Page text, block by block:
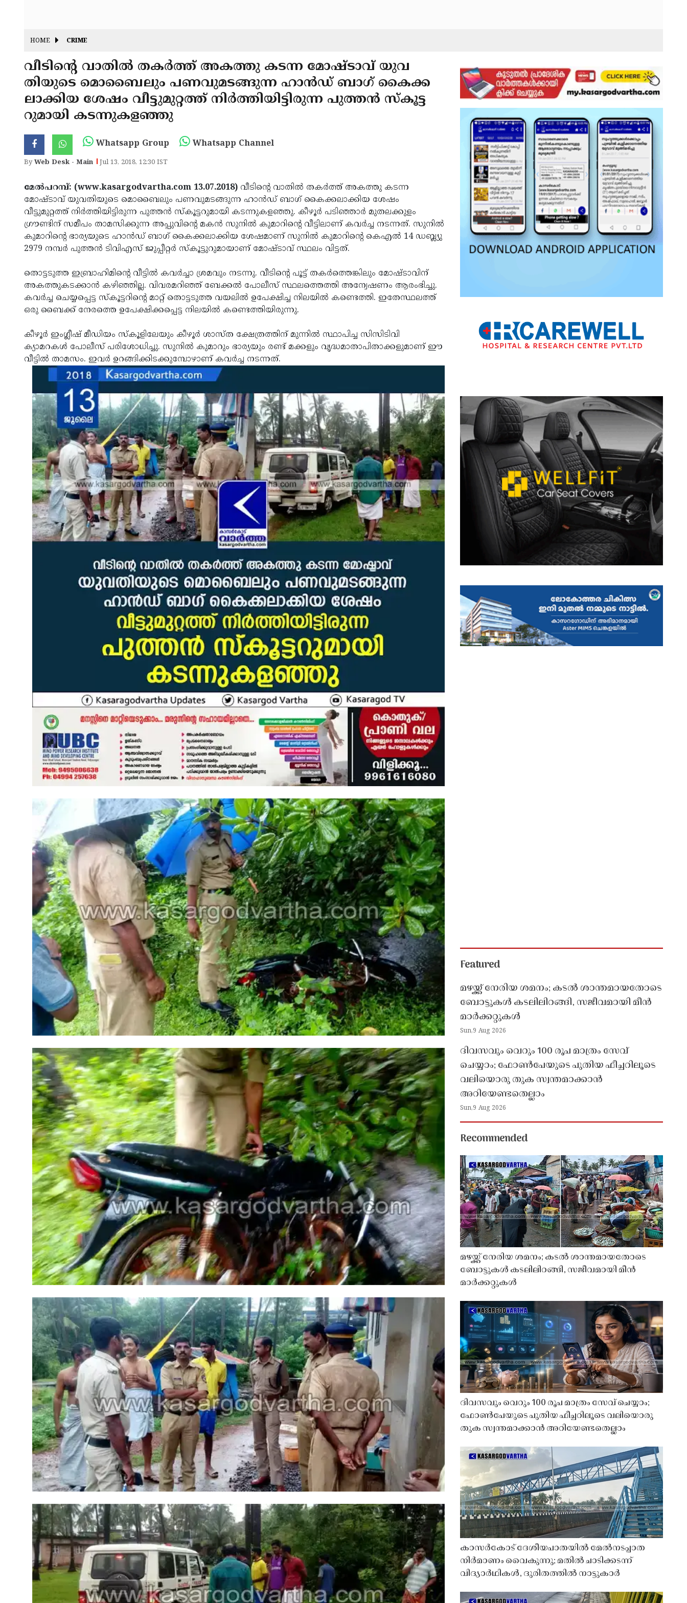
HOME CRIME
വീടിന്റെ വാതില്‍ തകര്‍ത്ത് അകത്തു കടന്ന മോഷ്ടാവ് യുവ
തിയുടെ മൊബൈലും പണവുമടങ്ങുന്ന ഹാന്‍ഡ് ബാഗ് കൈക്ക
ലാക്കിയ ശേഷം വീട്ടുമുറ്റത്ത് നിര്‍ത്തിയിട്ടിരുന്ന പുത്തന്‍ സ്‌കൂട്ട
റുമായി കടന്നുകളഞ്ഞു
Whatsapp Group Whatsapp Channel
ByWeb Desk - Main Jul 13, 2018, 12:30 IST
മേല്‍പറമ്പ്: (www.kasargodvartha.com 13.07.2018) വീടിന്റെ വാതില്‍ തകര്‍ത്ത് അകത്തു കടന്ന
മോഷ്ടാവ് യുവതിയുടെ മൊബൈലും പണവുമടങ്ങുന്ന ഹാന്‍ഡ് ബാഗ് കൈക്കലാക്കിയ ശേഷം
വീട്ടുമുറ്റത്ത് നിര്‍ത്തിയിട്ടിരുന്ന പുത്തന്‍ സ്‌കൂട്ടറുമായി കടന്നുകളഞ്ഞു. കീഴൂര്‍ പടിഞ്ഞാര്‍ മുതലക്കുളം
ഗ്രൗണ്ടിന് സമീപം താമസിക്കുന്ന അപ്പുവിന്റെ മകന്‍ സുനില്‍ കുമാറിന്റെ വീട്ടിലാണ് കവര്‍ച്ച നടന്നത്. സുനില്‍
കുമാറിന്റെ ഭാര്യയുടെ ഹാന്‍ഡ് ബാഗ് കൈക്കലാക്കിയ ശേഷമാണ് സുനില്‍ കുമാറിന്റെ കെഎല്‍ 14 ഡബ്ല്യു
2979 നമ്പര്‍ പുത്തന്‍ ടിവിഎസ് ജുപ്പീറ്റര്‍ സ്‌കൂട്ടുറുമായാണ് മോഷ്ടാവ് സ്ഥലം വിട്ടത്.
തൊട്ടടുത്ത ഇബ്രാഹിമിന്റെ വീട്ടില്‍ കവര്‍ച്ചാ ശ്രമവും നടന്നു. വീടിന്റെ പൂട്ട് തകര്‍ത്തെങ്കിലും മോഷ്ടാവിന്
അകത്തുകടക്കാന്‍ കഴിഞ്ഞില്ല. വിവരമറിഞ്ഞ് ബേക്കല്‍ പോലീസ് സ്ഥലത്തെത്തി അന്വേഷണം ആരംഭിച്ചു.
കവര്‍ച്ച ചെയ്യപ്പെട്ട സ്‌കൂട്ടറിന്റെ മാറ്റ് തൊട്ടടുത്ത വയലില്‍ ഉപേക്ഷിച്ച നിലയില്‍ കണ്ടെത്തി. ഇതേസ്ഥലത്ത്
ഒരു ബൈക്ക് നേരത്തെ ഉപേക്ഷിക്കപ്പെട്ട നിലയില്‍ കണ്ടെത്തിയിരുന്നു.
കീഴൂര്‍ ഇംഗ്ലീഷ് മീഡിയം സ്‌കൂളിലേയും കീഴൂര്‍ ശാസ്ത ക്ഷേത്രത്തിന് മുന്നില്‍ സ്ഥാപിച്ച സിസിടിവി
ക്യാമറകള്‍ പോലീസ് പരിശോധിച്ചു. സുനില്‍ കുമാറും ഭാര്യയും രണ്ട് മക്കളും വൃദ്ധമാതാപിതാക്കളുമാണ് ഈ
വീട്ടില്‍ താമസം. ഇവര്‍ ഉറങ്ങിക്കിടക്കുമ്പോഴാണ് കവര്‍ച്ച നടന്നത്.
Featured
മഴയ്ക്ക് നേരിയ ശമനം; കടൽ ശാന്തമായതോടെ
ബോട്ടുകൾ കടലിലിറങ്ങി, സജീവമായി മീൻ
മാർക്കറ്റുകൾ
Sun,9 Aug 2026
ദിവസവും വെറും 100 രൂപ മാത്രം സേവ്
ചെയ്യാം; ഫോൺപേയുടെ പുതിയ ഫീച്ചറിലൂടെ
വലിയൊരു തുക സ്വന്തമാക്കാൻ
അറിയേണ്ടതെല്ലാം
Sun,9 Aug 2026
Recommended
മഴയ്ക്ക് നേരിയ ശമനം; കടൽ ശാന്തമായതോടെ
ബോട്ടുകൾ കടലിലിറങ്ങി, സജീവമായി മീൻ
മാർക്കറ്റുകൾ
ദിവസവും വെറും 100 രൂപ മാത്രം സേവ് ചെയ്യാം;
ഫോൺപേയുടെ പുതിയ ഫീച്ചറിലൂടെ വലിയൊരു
തുക സ്വന്തമാക്കാൻ അറിയേണ്ടതെല്ലാം
കാസർകോട് ദേശീയപാതയിൽ മേൽനടപ്പാത
നിർമാണം വൈകുന്നു; മതിൽ ചാടിക്കടന്ന്
വിദ്യാർഥികൾ, ദുരിതത്തിൽ നാട്ടുകാർ